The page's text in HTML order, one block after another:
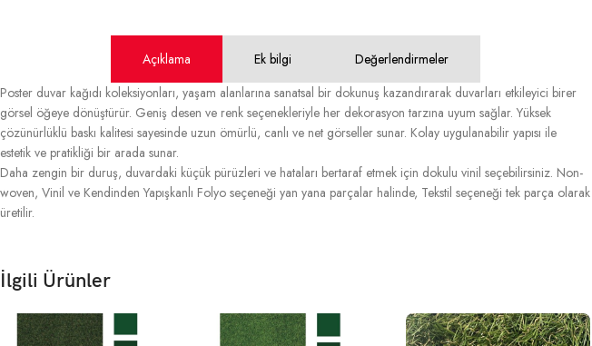
Açıklama Ek bilgi
Değerlendirmeler
Poster duvar kağıdı koleksiyonları, yaşam alanlarına sanatsal bir dokunuş kazandırarak duvarları etkileyici birer
görsel öğeye dönüştürür. Geniş desen ve renk seçenekleriyle her dekorasyon tarzına uyum sağlar. Yüksek
çözünürlüklü baskı kalitesi sayesinde uzun ömürlü, canlı ve net görseller sunar. Kolay uygulanabilir yapısı ile
estetik ve pratikliği bir arada sunar.
Daha zengin bir duruş, duvardaki küçük pürüzleri ve hataları bertaraf etmek için dokulu vinil seçebilirsiniz. Non-
woven, Vinil ve Kendinden Yapışkanlı Folyo seçeneği yan yana parçalar halinde, Tekstil seçeneği tek parça olarak
üretilir.
İlgili Ürünler